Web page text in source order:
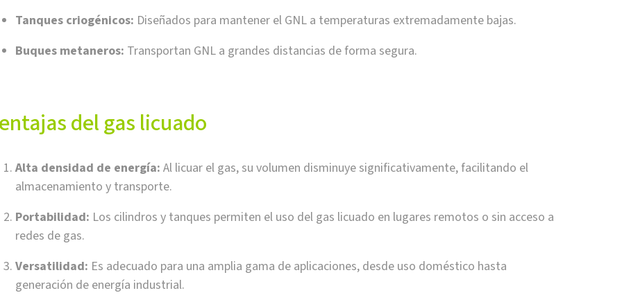
Tanques criogénicos: Diseñados para mantener el GNL a temperaturas extremadamente bajas.
Buques metaneros: Transportan GNL a grandes distancias de forma segura.
del gas licuado
Alta densidad de energía: Al licuar el gas, su volumen disminuye significativamente, facilitando el
almacenamiento y transporte.
Portabilidad: Los cilindros y tanques permiten el uso del gas licuado en lugares remotos o sin acceso a
redes de gas.
Versatilidad: Es adecuado para una amplia gama de aplicaciones, desde uso doméstico hasta
generación de energía industrial.